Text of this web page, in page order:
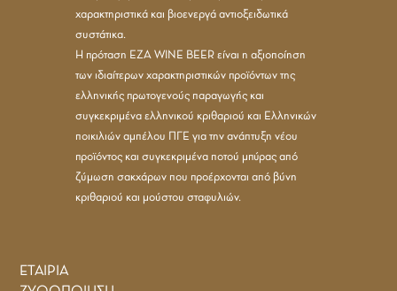
χαρακτηριστικά και βιοενεργά αντιοξειδωτικά
συστάτικα.
Η πρόταση ΕΖΑ WINE BEER είναι η αξιοποίηση
των ιδιαίτερων χαρακτηριστικών προϊόντων της
ελληνικής πρωτογενούς παραγωγής και
συγκεκριμένα ελληνικού κριθαριού και Ελληνικών
ποικιλιών αμπέλου ΠΓΕ για την ανάπτυξη νέου
προϊόντος και συγκεκριμένα ποτού μπύρας από
ζύμωση σακχάρων που προέρχονται από βύνη
κριθαριού και μούστου σταφυλιών.
ΕΤΑΙΡΙΑ